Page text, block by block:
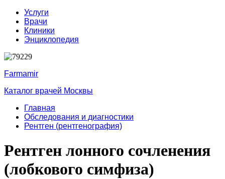
Услуги
Врачи
Клиники
Энциклопедия
Farmamir
Каталог врачей Москвы
Главная
Обследования и диагностики
Рентген (рентгенография)
Рентген лонного сочленения
(лобкового симфиза)